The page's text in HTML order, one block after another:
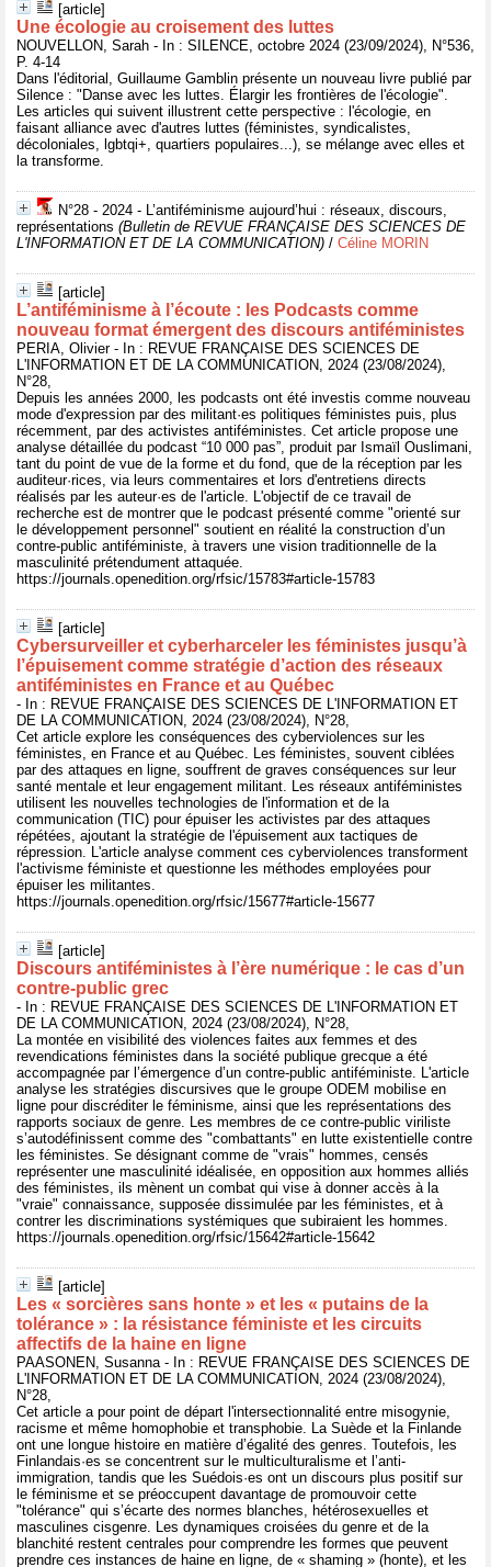
[article]
Une écologie au croisement des luttes
NOUVELLON, Sarah - In : SILENCE, octobre 2024 (23/09/2024), N°536,
P. 4-14
Dans l'éditorial, Guillaume Gamblin présente un nouveau livre publié par
Silence : "Danse avec les luttes. Élargir les frontières de l'écologie".
Les articles qui suivent illustrent cette perspective : l'écologie, en
faisant alliance avec d'autres luttes (féministes, syndicalistes,
décoloniales, lgbtqi+, quartiers populaires...), se mélange avec elles et
la transforme.
N°28 - 2024 - L’antiféminisme aujourd’hui : réseaux, discours,
représentations (Bulletin de REVUE FRANÇAISE DES SCIENCES DE
L'INFORMATION ET DE LA COMMUNICATION) / Céline MORIN
[article]
L’antiféminisme à l’écoute : les Podcasts comme
nouveau format émergent des discours antiféministes
PERIA, Olivier - In : REVUE FRANÇAISE DES SCIENCES DE
L'INFORMATION ET DE LA COMMUNICATION, 2024 (23/08/2024),
N°28,
Depuis les années 2000, les podcasts ont été investis comme nouveau
mode d'expression par des militant·es politiques féministes puis, plus
récemment, par des activistes antiféministes. Cet article propose une
analyse détaillée du podcast “10 000 pas”, produit par Ismaïl Ouslimani,
tant du point de vue de la forme et du fond, que de la réception par les
auditeur·rices, via leurs commentaires et lors d'entretiens directs
réalisés par les auteur·es de l'article. L'objectif de ce travail de
recherche est de montrer que le podcast présenté comme "orienté sur
le développement personnel" soutient en réalité la construction d’un
contre-public antiféministe, à travers une vision traditionnelle de la
masculinité prétendument attaquée.
https://journals.openedition.org/rfsic/15783#article-15783
[article]
Cybersurveiller et cyberharceler les féministes jusqu’à
l’épuisement comme stratégie d’action des réseaux
antiféministes en France et au Québec
- In : REVUE FRANÇAISE DES SCIENCES DE L'INFORMATION ET
DE LA COMMUNICATION, 2024 (23/08/2024), N°28,
Cet article explore les conséquences des cyberviolences sur les
féministes, en France et au Québec. Les féministes, souvent ciblées
par des attaques en ligne, souffrent de graves conséquences sur leur
santé mentale et leur engagement militant. Les réseaux antiféministes
utilisent les nouvelles technologies de l'information et de la
communication (TIC) pour épuiser les activistes par des attaques
répétées, ajoutant la stratégie de l'épuisement aux tactiques de
répression. L'article analyse comment ces cyberviolences transforment
l'activisme féministe et questionne les méthodes employées pour
épuiser les militantes.
https://journals.openedition.org/rfsic/15677#article-15677
[article]
Discours antiféministes à l’ère numérique : le cas d’un
contre-public grec
- In : REVUE FRANÇAISE DES SCIENCES DE L'INFORMATION ET
DE LA COMMUNICATION, 2024 (23/08/2024), N°28,
La montée en visibilité des violences faites aux femmes et des
revendications féministes dans la société publique grecque a été
accompagnée par l’émergence d’un contre-public antiféministe. L'article
analyse les stratégies discursives que le groupe ODEM mobilise en
ligne pour discréditer le féminisme, ainsi que les représentations des
rapports sociaux de genre. Les membres de ce contre-public viriliste
s’autodéfinissent comme des "combattants" en lutte existentielle contre
les féministes. Se désignant comme de "vrais" hommes, censés
représenter une masculinité idéalisée, en opposition aux hommes alliés
des féministes, ils mènent un combat qui vise à donner accès à la
"vraie" connaissance, supposée dissimulée par les féministes, et à
contrer les discriminations systémiques que subiraient les hommes.
https://journals.openedition.org/rfsic/15642#article-15642
[article]
Les « sorcières sans honte » et les « putains de la
tolérance » : la résistance féministe et les circuits
affectifs de la haine en ligne
PAASONEN, Susanna - In : REVUE FRANÇAISE DES SCIENCES DE
L'INFORMATION ET DE LA COMMUNICATION, 2024 (23/08/2024),
N°28,
Cet article a pour point de départ l'intersectionnalité entre misogynie,
racisme et même homophobie et transphobie. La Suède et la Finlande
ont une longue histoire en matière d’égalité des genres. Toutefois, les
Finlandais·es se concentrent sur le multiculturalisme et l’anti-
immigration, tandis que les Suédois·es ont un discours plus positif sur
le féminisme et se préoccupent davantage de promouvoir cette
"tolérance" qui s’écarte des normes blanches, hétérosexuelles et
masculines cisgenre. Les dynamiques croisées du genre et de la
blanchité restent centrales pour comprendre les formes que peuvent
prendre ces instances de haine en ligne, de « shaming » (honte), et les